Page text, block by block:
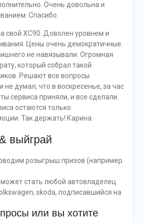
Очень довольна и
Спасибо
свой ХС90. Доволен уровнем и
Цены очень демократичные.
не навязывали. Огромная
который собрал такой
Решают все вопросы
не думал, что в воскресенье, за час
сервиса приняли, и все сделали.
остаются только
Так держать! Карина
выйграй
розыгрыш призов (например
стать любой автовладелец
skoda, подписавшийся на
или вы хотите